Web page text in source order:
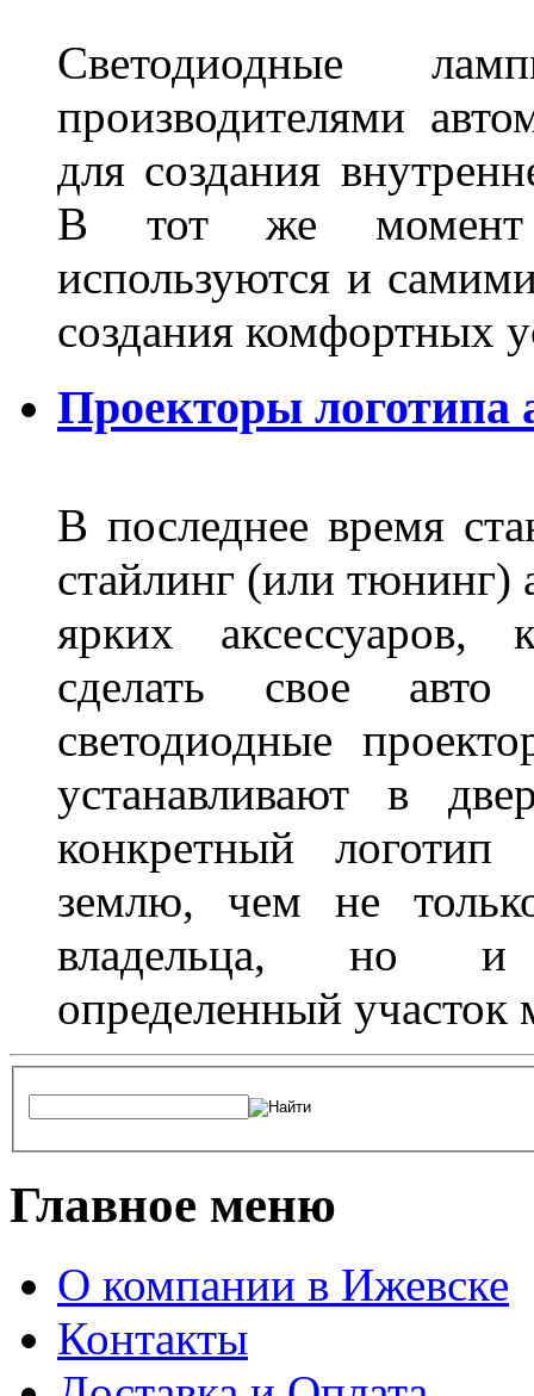
Светодиодные
производителями
для создания
В тот же момент
используются и
создания комфортных
Проекторы логотипа
В последнее время
стайлинг (или тюнинг)
ярких аксессуаров,
сделать свое
светодиодные
устанавливают в
конкретный логотип
землю, чем не
владельца, но и
определенный участок
Главное меню
О компании в Ижевске
Контакты